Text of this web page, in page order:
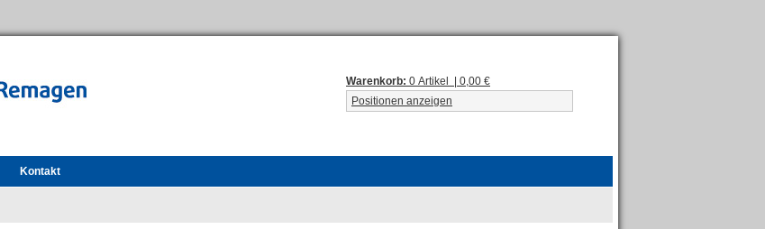
Warenkorb: 0 Artikel | 0,00 €
Positionen anzeigen
Kontakt